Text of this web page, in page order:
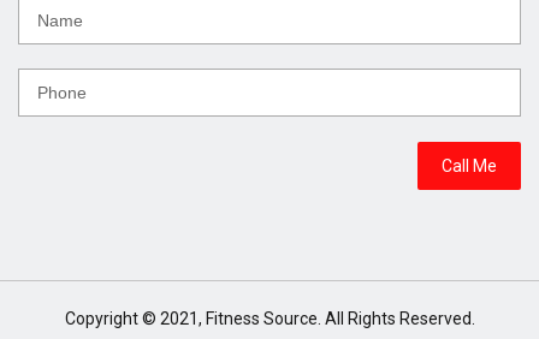
Copyright © 2021, Fitness Source. All Rights Reserved.